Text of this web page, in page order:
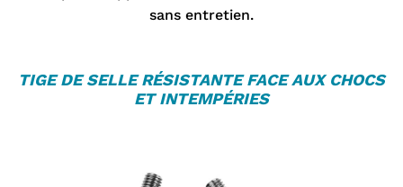
sans entretien.
TIGE DE SELLERÉSISTANTE FACE AUX CHOCS
ET INTEMPÉRIES